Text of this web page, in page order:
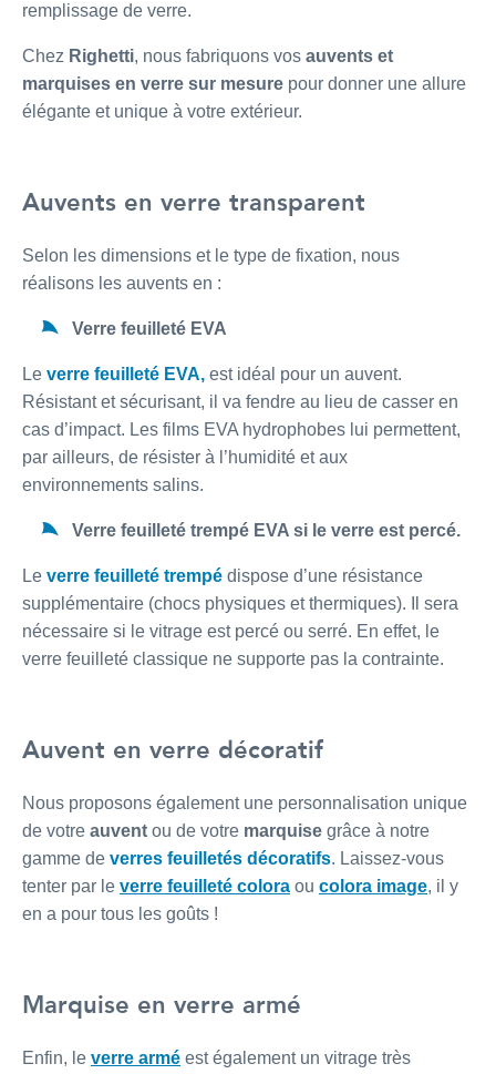
remplissage de verre.
Chez Righetti, nous fabriquons vos auvents et
marquises en verre sur mesure pour donner une allure
élégante et unique à votre extérieur.
Auvents en verre transparent
Selon les dimensions et le type de fixation, nous
réalisons les auvents en :
Verre feuilleté EVA
Le verre feuilleté EVA, est idéal pour un auvent.
Résistant et sécurisant, il va fendre au lieu de casser en
cas d’impact. Les films EVA hydrophobes lui permettent,
par ailleurs, de résister à l’humidité et aux
environnements salins.
Verre feuilleté trempé EVA si le verre est percé.
Le verre feuilleté trempé dispose d’une résistance
supplémentaire (chocs physiques et thermiques). Il sera
nécessaire si le vitrage est percé ou serré. En effet, le
verre feuilleté classique ne supporte pas la contrainte.
Auvent en verre décoratif
Nous proposons également une personnalisation unique
de votre auvent ou de votre marquise grâce à notre
gamme de verres feuilletés décoratifs. Laissez-vous
tenter par le verre feuilleté colora ou colora image, il y
en a pour tous les goûts !
Marquise en verre armé
Enfin, le verre armé est également un vitrage très